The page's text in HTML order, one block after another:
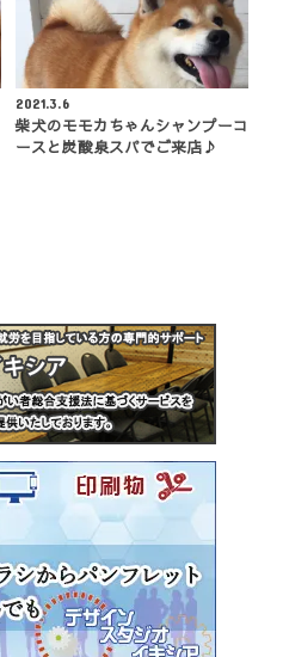
2021.3.6
柴犬のモモカちゃんシャンプーコ
ースと炭酸泉スパでご来店♪